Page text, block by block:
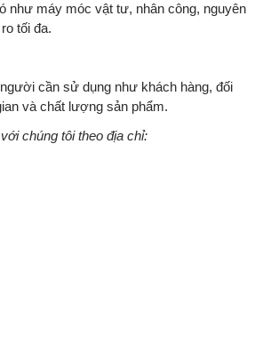
như máy móc vật tư, nhân công, nguyên
tối đa.
cần sử dụng như khách hàng, đối
và chất lượng sản phẩm.
chúng tôi theo địa chỉ: